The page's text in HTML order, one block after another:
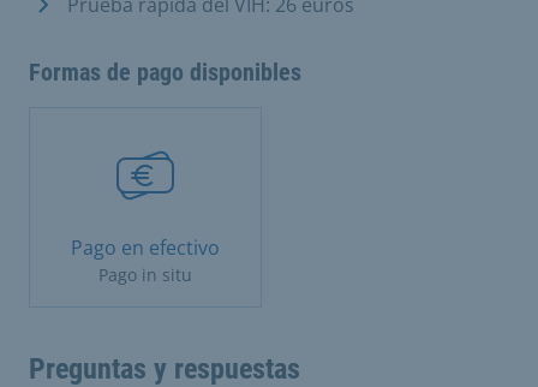
Formas de pago disponibles
Pago en efectivo
Pago in situ
Preguntas y respuestas